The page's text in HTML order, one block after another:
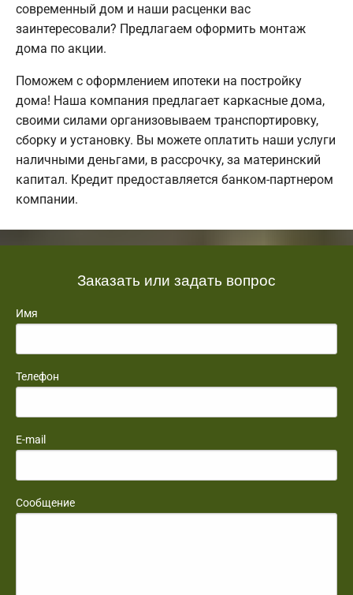
современный дом и наши расценки вас
заинтересовали? Предлагаем оформить монтаж
дома по акции.
Поможем с оформлением ипотеки на постройку
дома! Наша компания предлагает каркасные дома,
своими силами организовываем транспортировку,
сборку и установку. Вы можете оплатить наши услуги
наличными деньгами, в рассрочку, за материнский
капитал. Кредит предоставляется банком-партнером
компании.
Заказать или задать вопрос
Имя
Телефон
E-mail
Сообщение